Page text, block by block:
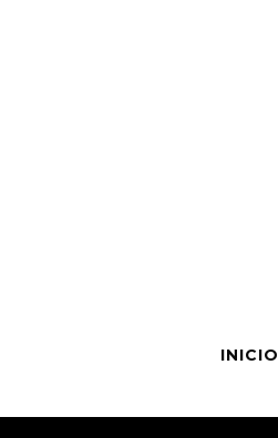
INICIO